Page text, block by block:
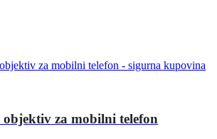
za mobilni telefon